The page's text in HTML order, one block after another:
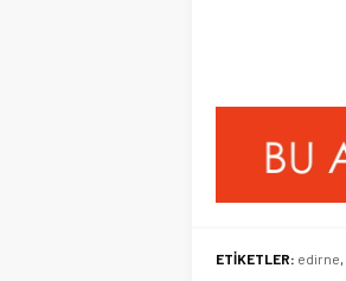
ETİKETLER: edirne,